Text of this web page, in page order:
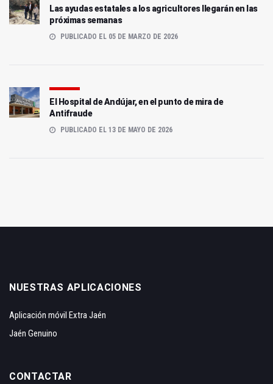
Las ayudas estatales a los agricultores llegarán en las
próximas semanas
PUBLICADO EL 05 DE MARZO DE 2026
El Hospital de Andújar, en el punto de mira de
Antifraude
PUBLICADO EL 13 DE MAYO DE 2026
NUESTRAS APLICACIONES
Aplicación móvil Extra Jaén
Jaén Genuino
CONTACTAR